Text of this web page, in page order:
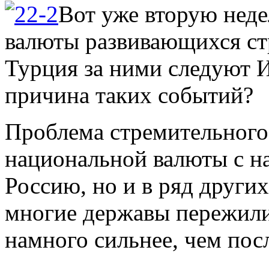
Вот уже вторую
валюты развивающихся
Турция за ними следуют
причина таких событий?
Проблема
национальной валюты с
Россию, но и в ряд
многие державы
намного сильнее, чем